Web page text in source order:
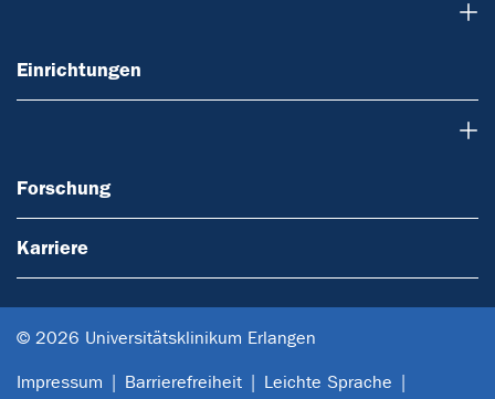
Einrichtungen
Forschung
Karriere
© 2026 Universitätsklinikum Erlangen
Impressum Barrierefreiheit Leichte Sprache